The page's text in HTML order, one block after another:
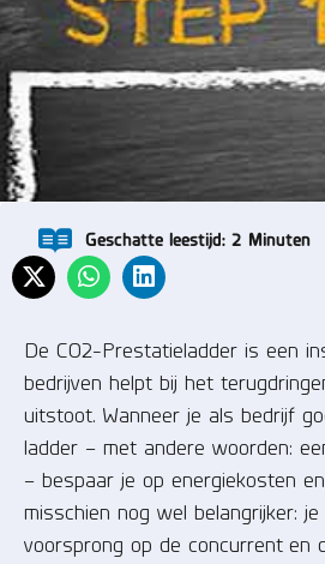
Geschatte leestijd: 2 Minuten
De CO2-Prestatieladder is een
bedrijven helpt bij het
uitstoot. Wanneer je als bedrijf
ladder – met andere woorden:
– bespaar je op energiekosten
misschien nog wel belangrijker:
voorsprong op de concurrent en